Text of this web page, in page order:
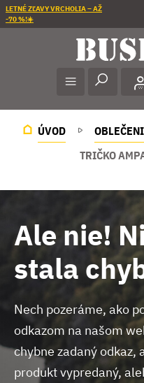
LETNÉ ZĽAVY VRCHOLIA – AŽ
-70 %!☀️
ÚVOD
TRIČKO
Ale nie!
stala
Nech pozeráme, ako
odkazom na našom
chybne zadaný odkaz,
produkt vypredaný,